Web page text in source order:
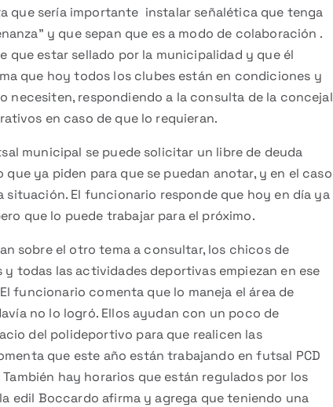
que sería importante instalar señalética que tenga
y que sepan que es a modo de colaboración .
estar sellado por la municipalidad y que él
que hoy todos los clubes están en condiciones y
necesiten, respondiendo a la consulta de la concejal
en caso de que lo requieran.
municipal se puede solicitar un libre de deuda
ya piden para que se puedan anotar, y en el caso
situación. El funcionario responde que hoy en día ya
que lo puede trabajar para el próximo.
sobre el otro tema a consultar, los chicos de
todas las actividades deportivas empiezan en ese
funcionario comenta que lo maneja el área de
no lo logró. Ellos ayudan con un poco de
del polideportivo para que realicen las
que este año están trabajando en futsal PCD
hay horarios que están regulados por los
edil Boccardo afirma y agrega que teniendo una